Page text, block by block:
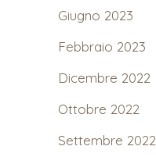
Giugno 2023
Febbraio 2023
Dicembre 2022
Ottobre 2022
Settembre 2022